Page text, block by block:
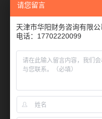
工商注册
商标注册
代缴公积金
代缴社保
请您留言
天津市华阳财务咨询有限
电话：17702220099